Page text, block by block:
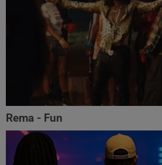
Rema - Fun